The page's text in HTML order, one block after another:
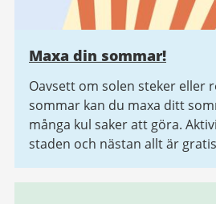
Maxa din sommar!
Oavsett om solen steker eller
sommar kan du maxa ditt
många kul saker att göra.
staden och nästan allt är